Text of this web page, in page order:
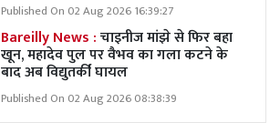
Published On 02 Aug 2026 16:39:27
Bareilly News :चाइनीज मांझे से फिर बहा
खून, महादेव पुल पर वैभव का गला कटने के
बाद अब विद्युतर्की घायल
Published On 02 Aug 2026 08:38:39